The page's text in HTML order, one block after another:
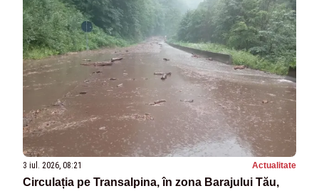
3 iul. 2026, 08:21 Actualitate
Circulația pe Transalpina, în zona Barajului Tău,